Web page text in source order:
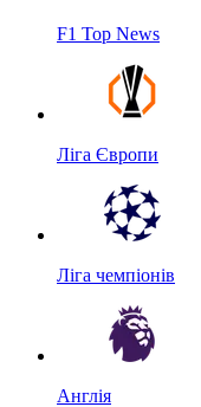
F1 Top News
Ліга Європи
Ліга чемпіонів
Англія